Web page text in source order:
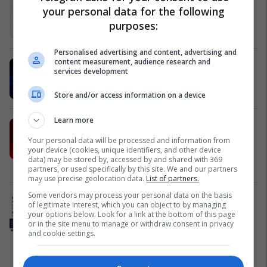
Frutex lanson në treg ART Ketchup
Frutex
MobiSIM: Internet kudo dhe 15%
cashback
MobiSIM
AAB udhëheq arsimin privat në
rajon: Mbi 60 programe studimi për
profesionet e së ardhmes
Kolegji AAB
NOVATRA Vermögensberatung -
Partneri juaj për siguri familjare në
Zvicër
your personal data for the following
purposes:
Personalised advertising and content, advertising and
content measurement, audience research and
services development
Store and/or access information on a device
Learn more
Your personal data will be processed and information from
your device (cookies, unique identifiers, and other device
data) may be stored by, accessed by and shared with 369
partners, or used specifically by this site. We and our partners
may use precise geolocation data. List of partners.
Some vendors may process your personal data on the basis
of legitimate interest, which you can object to by managing
your options below. Look for a link at the bottom of this page
or in the site menu to manage or withdraw consent in privacy
and cookie settings.